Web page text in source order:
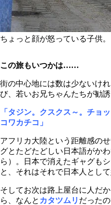
ちょっと顔が怒っている子供
この旅もいつかは……
街の中心地には数は少ないけ
び、若いお兄ちゃんたちが勧誘
「タジン。クスクス～。チョ
コワカチコ」
アフリカ大陸という距離感の
グとたどたどしい日本語がか
ら）。日本で消えたギャグも
と、それはそれで日本人として
そしてお次は路上屋台に人だ
ら、なんと カタツムリ だった